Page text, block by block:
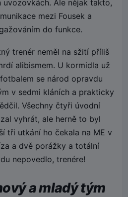
Ale nějak takto,
mezi Fousek a
do funkce.
trenér neměl na sžití příliš
alibismem. U kormidla už
se národ opravdu
v sedmi kláních a prakticky
Všechny čtyři úvodní
vyhrát, ale herně to byl
tři utkání ho čekala na ME v
a dvě porážky a totální
nepovedlo, trenére!
a mladý tým